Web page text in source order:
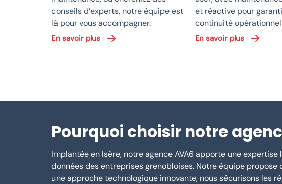
conseils d’experts, notre équipe est
là pour vous accompagner.
En savoir plus
et réactive pour
continuité
En savoir plus
Pourquoi choisir notre
Implantée en Isère, notre agence AVA6 apporte une
données des entreprises grenobloises. Notre équipe
une approche technologique innovante, nous sécurisons les